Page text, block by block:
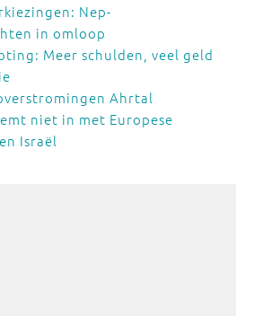
Nep-
in omloop
Meer schulden, veel geld
Ahrtal
niet in met Europese
Israël